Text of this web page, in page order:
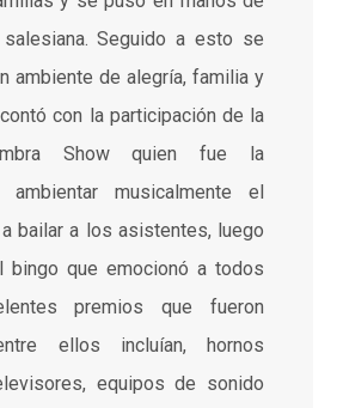
Seguido a esto se
ambiente de alegría, familia y
con la participación de la
Show quien fue la
ambientar musicalmente el
bailar a los asistentes, luego
bingo que emocionó a todos
premios que fueron
ellos incluían, hornos
equipos de sonido